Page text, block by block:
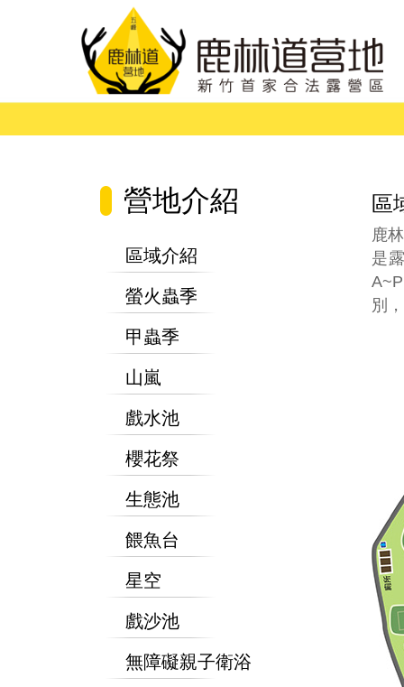
營地介紹
區域介紹
螢火蟲季
甲蟲季
山嵐
戲水池
櫻花祭
生態池
餵魚台
星空
戲沙池
無障礙親子衛浴
區
鹿
是
別